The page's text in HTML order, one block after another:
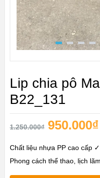
Lip chia pô
B22_131
1.250.000₫ 950.000₫
Chất liệu nhựa PP cao cấp
Phong cách thể thao, lịch